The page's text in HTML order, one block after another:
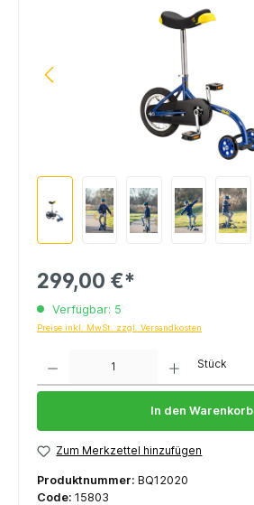
299,00 €*
Verfügbar: 5
Preise inkl. MwSt. zzgl. Versandkosten
Stück
In den Warenkorb
Zum Merkzettel hinzufügen
Produktnummer: BQ12020
Code: 15803